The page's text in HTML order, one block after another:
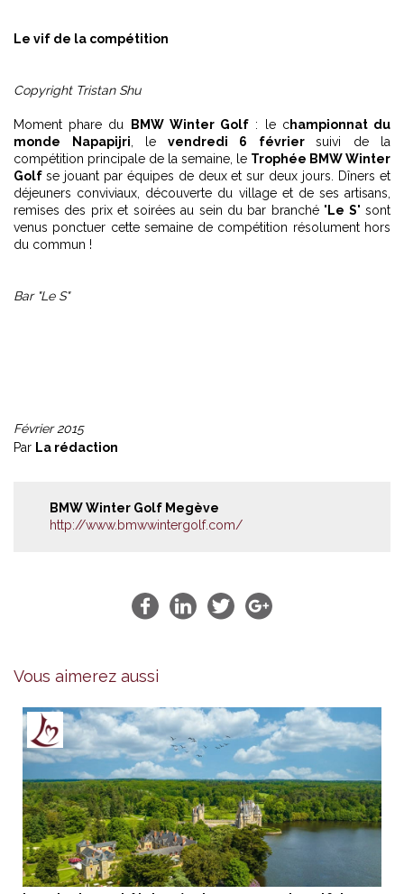
Le vif de la compétition
Copyright Tristan Shu
Moment phare du BMW Winter Golf : le championnat du
monde Napapijri , le vendredi 6 février suivi de la
compétition principale de la semaine, le Trophée BMW Winter
Golf se jouant par équipes de deux et sur deux jours. Dîners et
déjeuners conviviaux, découverte du village et de ses artisans,
remises des prix et soirées au sein du bar branché " Le S" sont
venus ponctuer cette semaine de compétition résolument hors
du commun !
Bar "Le S"
Février 2015
Par La rédaction
BMW Winter Golf Megève
http://www.bmwwintergolf.com/
Vous aimerez aussi